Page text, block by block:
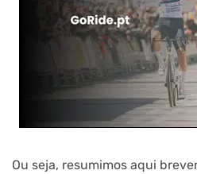
Ou seja, resumimos aqui